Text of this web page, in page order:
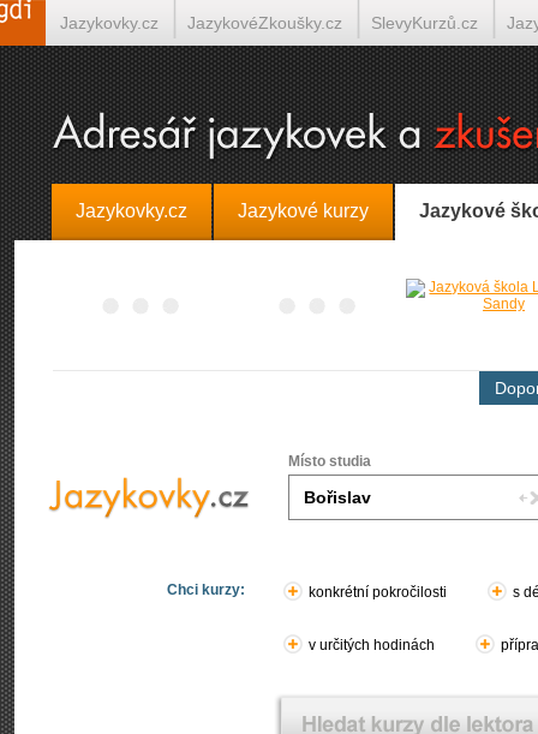
Jazykovky.cz Jazykové kurzy Jazykové
Místo studia
Chci kurzy: konkrétní pokročilosti s
v určitých hodinách
Jazykovky.cz JazykovéZkoušky.cz SlevyKurzů.cz
Španělština on-line Italština on-line Tlumočení-